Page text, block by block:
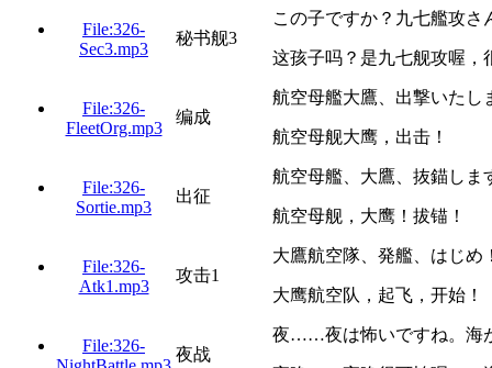
File:326-
Sec3.mp3
秘书舰3
この子ですか？九七艦攻
这孩子吗？是九七舰攻喔，
File:326-
FleetOrg.mp3
编成
航空母艦大鷹、出撃いたし
航空母舰大鹰，出击！
File:326-
Sortie.mp3
出征
航空母艦、大鷹、抜錨しま
航空母舰，大鹰！拔锚！
File:326-
Atk1.mp3
攻击1
大鷹航空隊、発艦、はじめ
大鹰航空队，起飞，开始！
File:326-
夜战
夜……夜は怖いですね。